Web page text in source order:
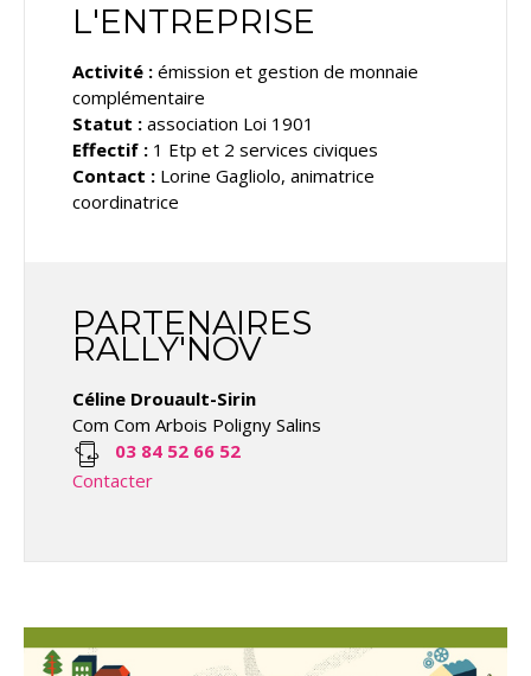
L'ENTREPRISE
Activité : émission et gestion de monnaie
complémentaire
Statut : association Loi 1901
Effectif : 1 Etp et 2 services civiques
Contact : Lorine Gagliolo, animatrice
coordinatrice
PARTENAIRES
RALLY'NOV
Céline Drouault-Sirin
Com Com Arbois Poligny Salins
03 84 52 66 52
Contacter